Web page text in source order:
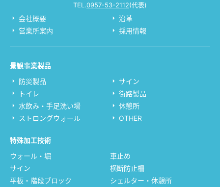
TEL.0957-53-2112(代表)
会社概要
沿革
営業所案内
採用情報
景観事業製品
防災製品
トイレ
水飲み・手足洗い場
ストロングウォール
サイン
街路製品
休憩所
OTHER
特殊加工技術
ウォール・堀
サイン
平板・階段ブロック
車止め
横断防止柵
シェルター・休憩所